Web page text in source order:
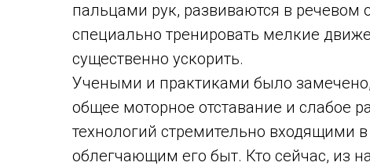
пальцами рук, развиваются в речевом
специально тренировать мелкие
существенно ускорить.
Учеными и практиками было замечено,
общее моторное отставание и слабое
технологий стремительно входящими
облегчающим его быт. Кто сейчас, из